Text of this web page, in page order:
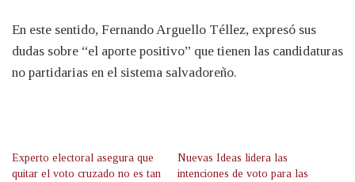
En este sentido, Fernando Arguello Téllez, expresó sus
dudas sobre “el aporte positivo” que tienen las candidaturas
no partidarias en el sistema salvadoreño.
Experto electoral asegura que
quitar el voto cruzado no es tan
Nuevas Ideas lidera las
intenciones de voto para las